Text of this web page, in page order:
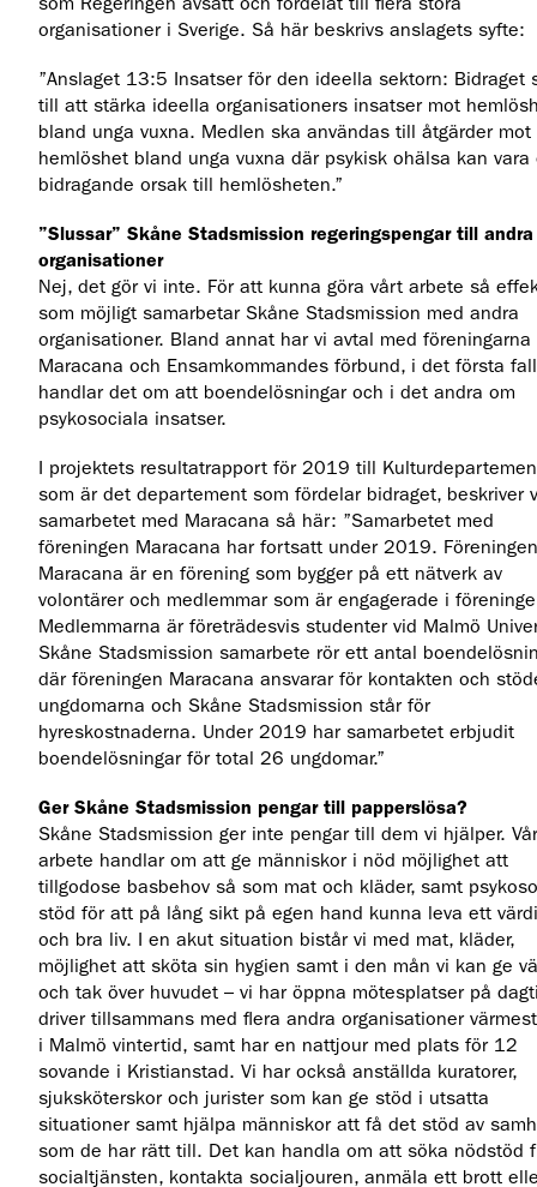
som Regeringen avsatt och fördelat till flera stora
organisationer i Sverige. Så här beskrivs anslagets syfte:
”Anslaget 13:5 Insatser för den ideella sektorn: Bidraget
till att stärka ideella organisationers insatser mot
bland unga vuxna. Medlen ska användas till åtgärder mot
hemlöshet bland unga vuxna där psykisk ohälsa kan vara
bidragande orsak till hemlösheten.”
”Slussar” Skåne Stadsmission regeringspengar till andra
organisationer
Nej, det gör vi inte. För att kunna göra vårt arbete så
som möjligt samarbetar Skåne Stadsmission med andra
organisationer. Bland annat har vi avtal med föreningarna
Maracana och Ensamkommandes förbund, i det första
handlar det om att boendelösningar och i det andra om
psykosociala insatser.
I projektets resultatrapport för 2019 till
som är det departement som fördelar bidraget, beskriver
samarbetet med Maracana så här: ”Samarbetet med
föreningen Maracana har fortsatt under 2019. Föreningen
Maracana är en förening som bygger på ett nätverk av
volontärer och medlemmar som är engagerade i
Medlemmarna är företrädesvis studenter vid Malmö
Skåne Stadsmission samarbete rör ett antal
där föreningen Maracana ansvarar för kontakten och
ungdomarna och Skåne Stadsmission står för
hyreskostnaderna. Under 2019 har samarbetet erbjudit
boendelösningar för total 26 ungdomar.”
Ger Skåne Stadsmission pengar till papperslösa?
Skåne Stadsmission ger inte pengar till dem vi hjälper.
arbete handlar om att ge människor i nöd möjlighet att
tillgodose basbehov så som mat och kläder, samt
stöd för att på lång sikt på egen hand kunna leva ett
och bra liv. I en akut situation bistår vi med mat, kläder,
möjlighet att sköta sin hygien samt i den mån vi kan ge
och tak över huvudet – vi har öppna mötesplatser på
driver tillsammans med flera andra organisationer
i Malmö vintertid, samt har en nattjour med plats för 12
sovande i Kristianstad. Vi har också anställda kuratorer,
sjuksköterskor och jurister som kan ge stöd i utsatta
situationer samt hjälpa människor att få det stöd av
som de har rätt till. Det kan handla om att söka nödstöd
socialtjänsten, kontakta socialjouren, anmäla ett brott